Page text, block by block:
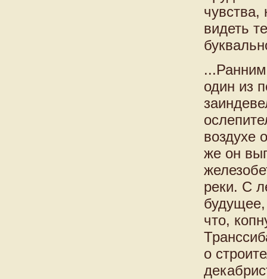
чувства,
видеть
один из
воздухе
же он
реки. С
что,
о